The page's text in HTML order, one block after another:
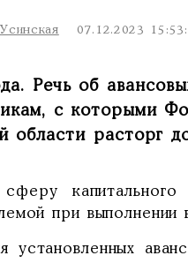
07.12.2023
Речь об
с которыми
области расторг
при выполнении
установленных